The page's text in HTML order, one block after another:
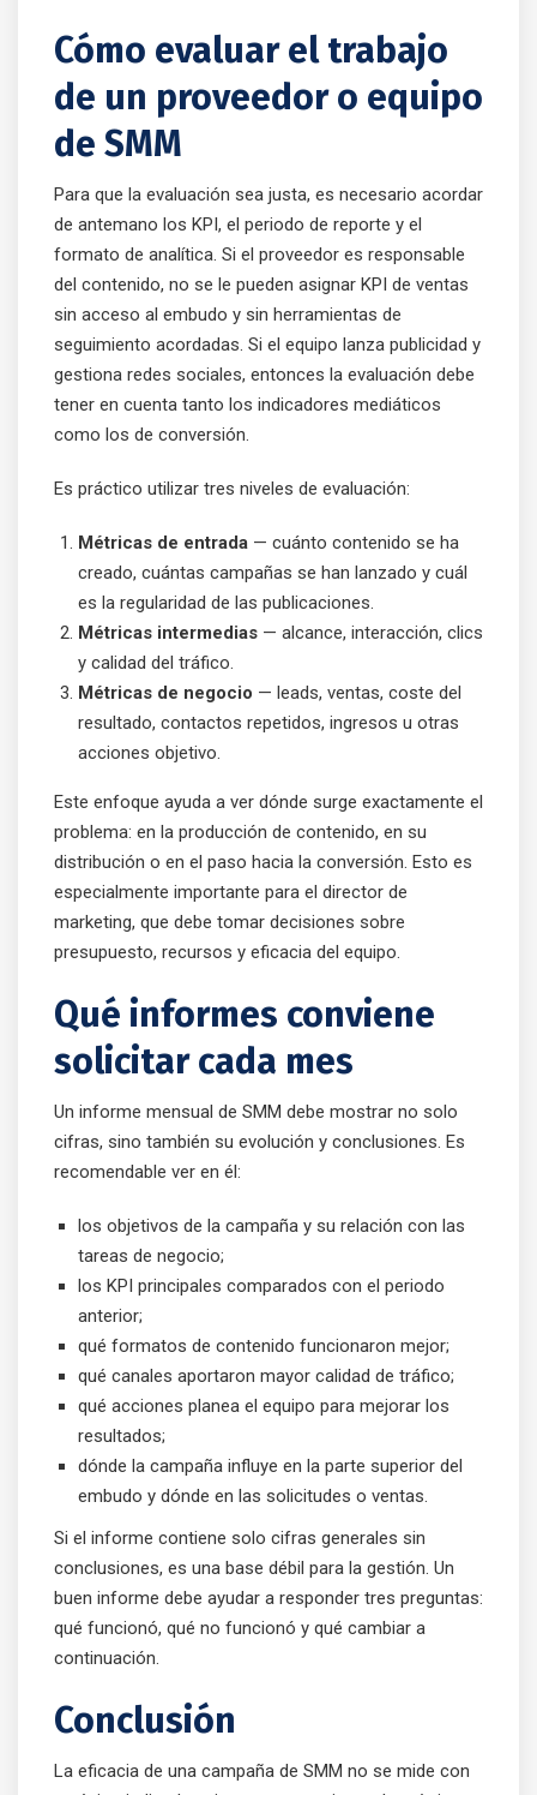
Cómo evaluar el trabajo
de un proveedor o equipo
de SMM
Para que la evaluación sea justa, es necesario acordar
de antemano los KPI, el periodo de reporte y el
formato de analítica. Si el proveedor es responsable
del contenido, no se le pueden asignar KPI de ventas
sin acceso al embudo y sin herramientas de
seguimiento acordadas. Si el equipo lanza publicidad y
gestiona redes sociales, entonces la evaluación debe
tener en cuenta tanto los indicadores mediáticos
como los de conversión.
Es práctico utilizar tres niveles de evaluación:
Métricas de entrada — cuánto contenido se ha
creado, cuántas campañas se han lanzado y cuál
es la regularidad de las publicaciones.
Métricas intermedias — alcance, interacción, clics
y calidad del tráfico.
Métricas de negocio — leads, ventas, coste del
resultado, contactos repetidos, ingresos u otras
acciones objetivo.
Este enfoque ayuda a ver dónde surge exactamente el
problema: en la producción de contenido, en su
distribución o en el paso hacia la conversión. Esto es
especialmente importante para el director de
marketing, que debe tomar decisiones sobre
presupuesto, recursos y eficacia del equipo.
Qué informes conviene
solicitar cada mes
Un informe mensual de SMM debe mostrar no solo
cifras, sino también su evolución y conclusiones. Es
recomendable ver en él:
los objetivos de la campaña y su relación con las
tareas de negocio;
los KPI principales comparados con el periodo
anterior;
qué formatos de contenido funcionaron mejor;
qué canales aportaron mayor calidad de tráfico;
qué acciones planea el equipo para mejorar los
resultados;
dónde la campaña influye en la parte superior del
embudo y dónde en las solicitudes o ventas.
Si el informe contiene solo cifras generales sin
conclusiones, es una base débil para la gestión. Un
buen informe debe ayudar a responder tres preguntas:
qué funcionó, qué no funcionó y qué cambiar a
continuación.
Conclusión
La eficacia de una campaña de SMM no se mide con